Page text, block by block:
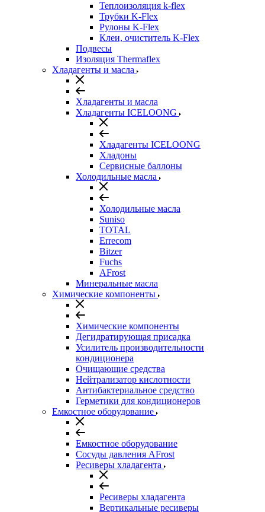
Теплоизоляция k-flex
Трубки K-Flex
Рулоны K-Flex
Клеи, очиститель K-Flex
Подвесы
Изоляция Thermaflex
Хладагенты и масла
Хладагенты и масла
Хладагенты ICELOONG
Хладагенты ICELOONG
Хладоны
Сервисные баллоны
Холодильные масла
Холодильные масла
Suniso
TOTAL
Errecom
Bitzer
Fuchs
AFrost
Минеральные масла
Химические компоненты
Химические компоненты
Дегидратирующая присадка
Усилитель производительности
кондиционера
Очищающие средства
Нейтрализатор кислотности
Антибактериальное средство
Герметики для кондиционеров
Емкостное оборудование
Емкостное оборудование
Сосуды давления AFrost
Ресиверы хладагента
Ресиверы хладагента
Вертикальные ресиверы